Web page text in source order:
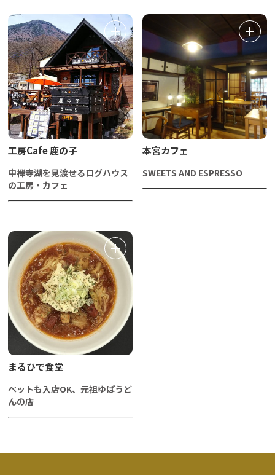
工房Cafe 鹿の子
中禅寺湖を見渡せるログハウス
の工房・カフェ
本宮カフェ
SWEETS AND ESPRESSO
まるひで食堂
ペットも入店OK、元祖ゆばうど
んの店